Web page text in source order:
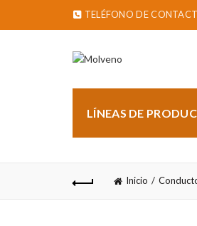
TELÉFONO DE
LÍNEAS DE
Inicio